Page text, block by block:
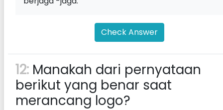
Check Answer
12: Manakah dari pernyataan
berikut yang benar saat
merancang logo?